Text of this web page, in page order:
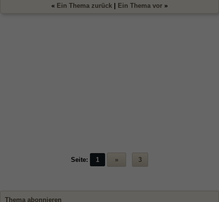
« Ein Thema zurück | Ein Thema vor »
Seite: 1 » 3
Thema abonnieren